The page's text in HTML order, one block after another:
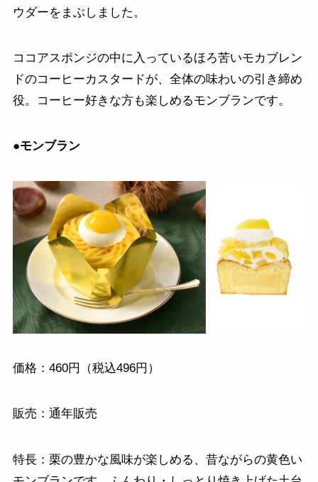
ウダーをまぶしました。
ココアスポンジの中に入っているほろ苦いモカブレン
ドのコーヒーカスタードが、全体の味わいの引き締め
役。コーヒー好きな方も楽しめるモンブランです。
●モンブラン
価格：460円（税込496円）
販売：通年販売
特長：栗の豊かな風味が楽しめる、昔ながらの黄色い